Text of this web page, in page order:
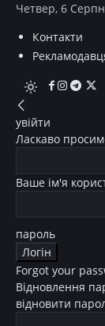
Четвер, 6
Контакти
увійти
Ласкаво
Ваше ім'я
пароль
Forgot your
Відновлення
відновити